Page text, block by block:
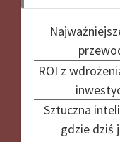
ROI z
Sztuczna
gdzie dziś